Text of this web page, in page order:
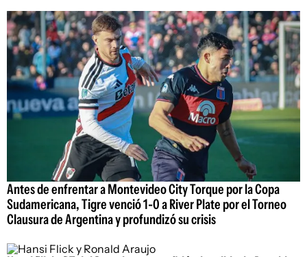
Antes de enfrentar a Montevideo City Torque por la Copa
Sudamericana, Tigre venció 1-0 a River Plate por el Torneo
Clausura de Argentina y profundizó su crisis